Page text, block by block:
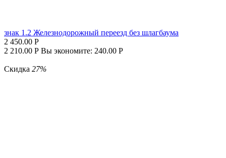
знак 1.2 Железнодорожный переезд без шлагбаума
2 450.00 Р
2 210.00 Р Вы экономите: 240.00 Р
Скидка 27%